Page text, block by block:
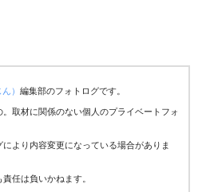
） 編集部のフォトログです。
取材に関係のない個人のプライベートフォ
より内容変更になっている場合がありま
任は負いかねます。